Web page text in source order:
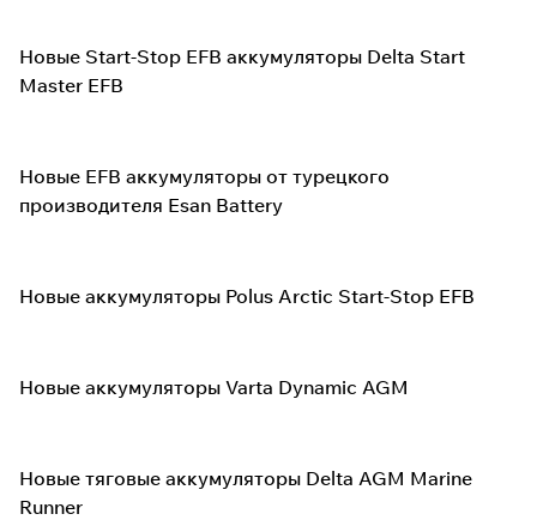
Новые Start-Stop EFB аккумуляторы Delta Start
Master EFB
Новые EFB аккумуляторы от турецкого
производителя Esan Battery
Новые аккумуляторы Polus Arctic Start-Stop EFB
Новые аккумуляторы Varta Dynamic AGM
Новые тяговые аккумуляторы Delta AGM Marine
Runner